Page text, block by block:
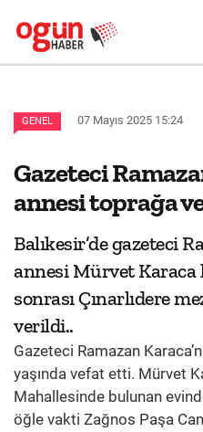
GENEL 07 Mayıs 2025 15:24
Gazeteci
annesi toprağa
Balıkesir’de gazeteci
annesi Mürvet Karaca
sonrası Çınarlıdere
verildi..
Gazeteci Ramazan
yaşında vefat etti. Mürvet
Mahallesinde bulunan
öğle vakti Zağnos Paşa